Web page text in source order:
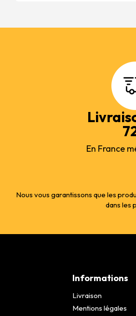
En France
Nous vous garantissons que les
dans les
Informations
Livraison
Mentions légales